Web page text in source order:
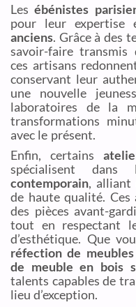
Lesébénistes
pour leur expertise
anciens. Grâce à des
savoir-faire transmis
ces artisans
conservant leur
une nouvelle
laboratoires de la
transformations
avec le présent.
Enfin, certains
spécialisent
contemporain, alliant
de haute qualité. Ces
des pièces avant-
tout en respectant
d’esthétique. Que
réfection de
de meuble en bois
talents capables de
lieu d’exception.